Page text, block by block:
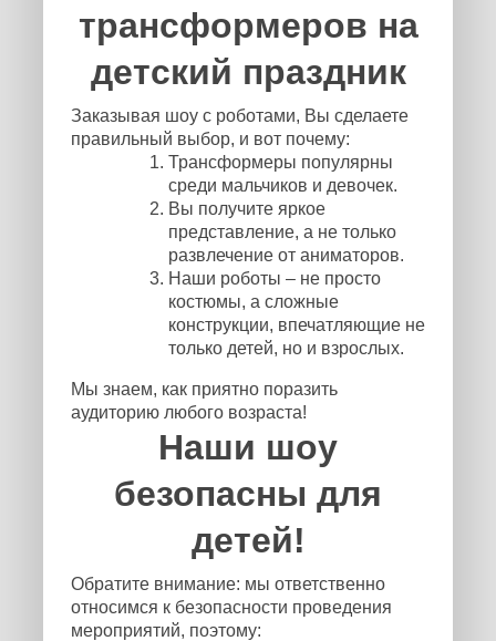
трансформеров на
детский праздник
Заказывая шоу с роботами, Вы сделаете
правильный выбор, и вот почему:
Трансформеры популярны
среди мальчиков и девочек.
Вы получите яркое
представление, а не только
развлечение от аниматоров.
Наши роботы – не просто
костюмы, а сложные
конструкции, впечатляющие не
только детей, но и взрослых.
Мы знаем, как приятно поразить
аудиторию любого возраста!
Наши шоу
безопасны для
детей!
Обратите внимание: мы ответственно
относимся к безопасности проведения
мероприятий, поэтому: